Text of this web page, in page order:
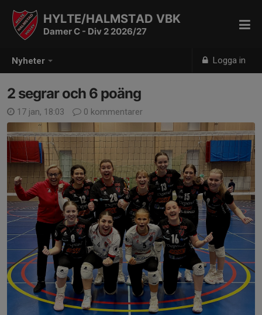
Nyheter Logga in
HYLTE/HALMSTAD VBK
Damer C - Div 2 2026/27
2 segrar och 6 poäng
17 jan, 18:03 0 kommentarer